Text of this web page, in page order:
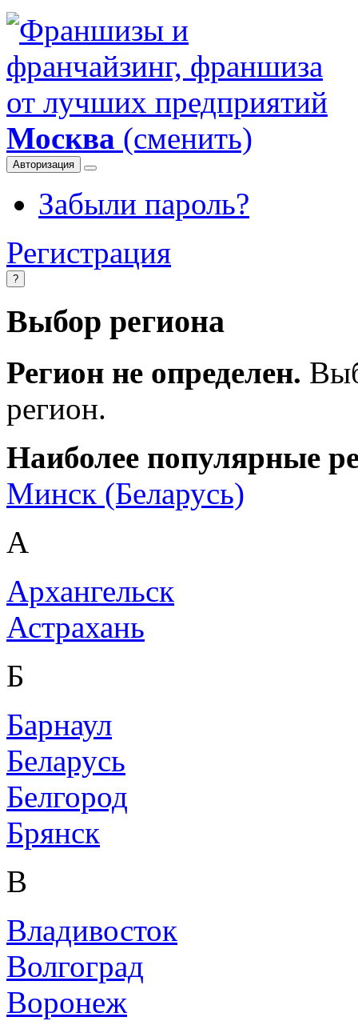
Москва (сменить)
Авторизация
Забыли пароль?
Регистрация
?
Выбор региона
Регион не определен.
регион.
Наиболее популярные
Минск (Беларусь)
А
Архангельск
Астрахань
Б
Барнаул
Беларусь
Белгород
Брянск
В
Владивосток
Волгоград
Воронеж